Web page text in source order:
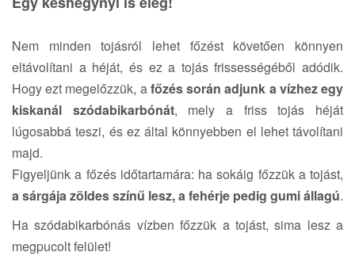
Nem minden tojásról lehet főzést követően könnyen
eltávolítani a héját, és ez a tojás frissességéből adódik.
Hogy ezt megelőzzük, afőzés során adjunk a vízhez egy
kiskanál szódabikarbónát, mely a friss tojás héját
lúgosabbá teszi, és ez által könnyebben el lehet távolítani
majd.
Figyeljünk a főzés időtartamára: ha sokáig főzzük a tojást,
a sárgája zöldes színű lesz, a fehérje pedig gumi állagú.
Ha szódabikarbónás vízben főzzük a tojást, sima lesz a
megpucolt felület!